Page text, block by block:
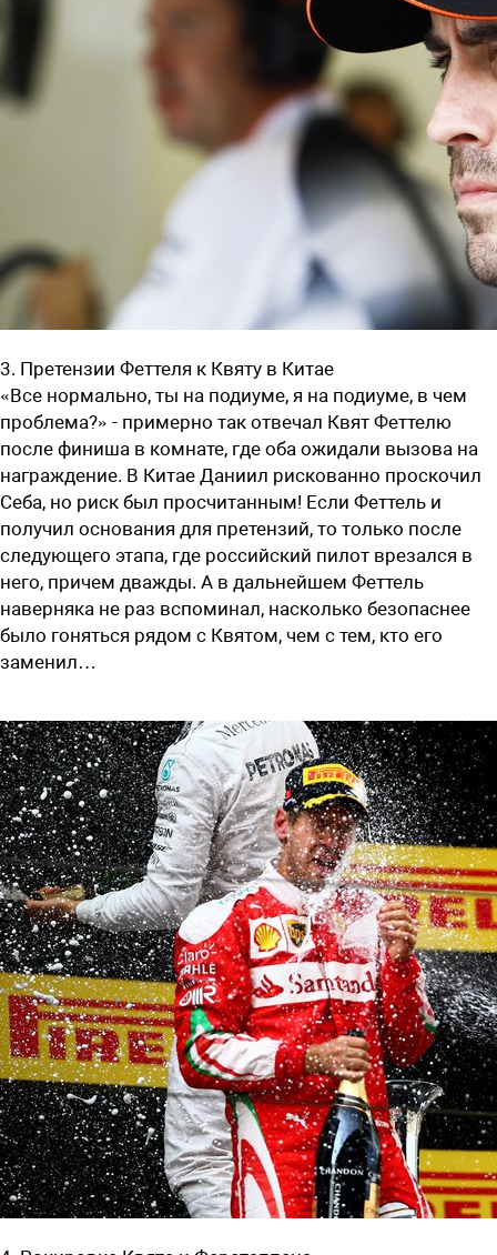
3. Претензии Феттеля к Квяту в Китае
«Все нормально, ты на подиуме, я на подиуме, в чем
проблема?» - примерно так отвечал Квят Феттелю
после финиша в комнате, где оба ожидали вызова на
награждение. В Китае Даниил рискованно проскочил
Себа, но риск был просчитанным! Если Феттель и
получил основания для претензий, то только после
следующего этапа, где российский пилот врезался в
него, причем дважды. А в дальнейшем Феттель
наверняка не раз вспоминал, насколько безопаснее
было гоняться рядом с Квятом, чем с тем, кто его
заменил…